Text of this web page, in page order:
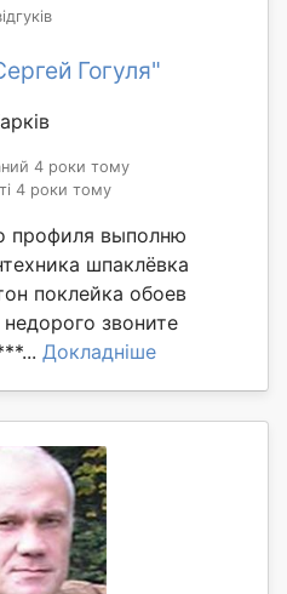
Гогуля"
4 роки тому
4 роки тому
профиля выполню
шпаклёвка
поклейка обоев
звоните
Докладніше